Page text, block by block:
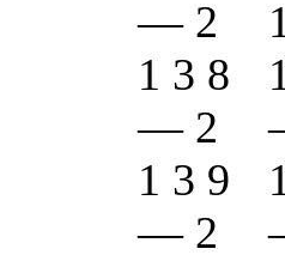
— 2
1 3 8
— 2
1 3 9
— 2